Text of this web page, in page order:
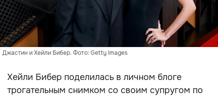
Джастин и Хейли Бибер. Фото: Getty Images
Хейли Бибер поделилась в личном блоге
трогательным снимком со своим супругом по